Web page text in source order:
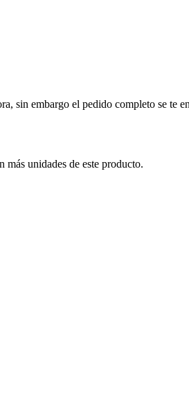
sin embargo el pedido completo se te
más unidades de este producto.